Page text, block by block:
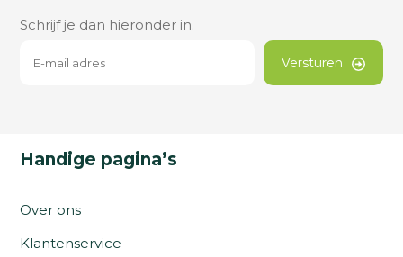
Schrijf je dan hieronder in.
Versturen
Handige pagina’s
Over ons
Klantenservice